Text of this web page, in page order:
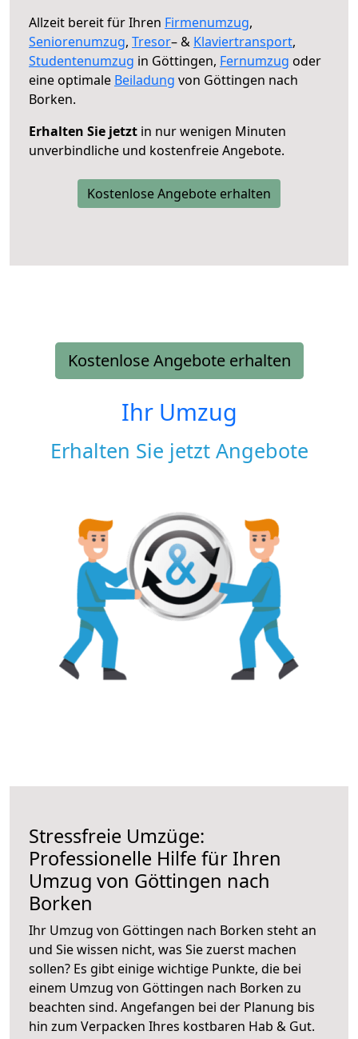
Allzeit bereit für Ihren Firmenumzug,
Seniorenumzug, Tresor– & Klaviertransport,
Studentenumzug in Göttingen, Fernumzug oder
eine optimale Beiladung von Göttingen nach
Borken.
Erhalten Sie jetzt in nur wenigen Minuten
unverbindliche und kostenfreie Angebote.
Kostenlose Angebote erhalten
Kostenlose Angebote erhalten
Ihr Umzug
Erhalten Sie jetzt Angebote
Stressfreie Umzüge:
Professionelle Hilfe für Ihren
Umzug von Göttingen nach
Borken
Ihr Umzug von Göttingen nach Borken steht an
und Sie wissen nicht, was Sie zuerst machen
sollen? Es gibt einige wichtige Punkte, die bei
einem Umzug von Göttingen nach Borken zu
beachten sind. Angefangen bei der Planung bis
hin zum Verpacken Ihres kostbaren Hab & Gut.